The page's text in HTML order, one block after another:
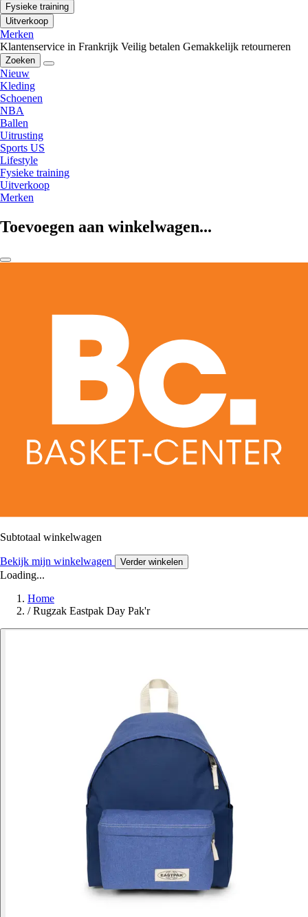
Fysieke training
Uitverkoop
Merken
Klantenservice in Frankrijk Veilig betalen Gemakkelijk retourneren
Zoeken
Nieuw
Kleding
Schoenen
NBA
Ballen
Uitrusting
Sports US
Lifestyle
Fysieke training
Uitverkoop
Merken
Toevoegen aan winkelwagen...
Subtotaal winkelwagen
Bekijk mijn winkelwagen Verder winkelen
Loading...
Home
/ Rugzak Eastpak Day Pak'r